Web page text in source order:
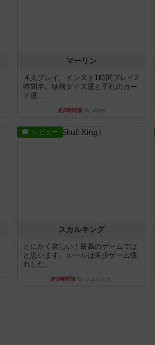
マーリン
４人プレイ。インスト1時間プレイ2
時間半。結構ダイス運と手札のカー
ド運...
約2時間前by oliber
レビュー
スカルキング
とにかく楽しい！最高のゲームでは
と思います。ルールは多少ゲーム慣
れした...
約3時間前 by ジェイとと